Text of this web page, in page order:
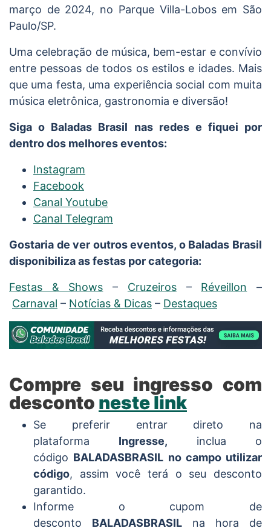
março de 2024, no Parque Villa-Lobos em São
Paulo/SP.
Uma celebração de música, bem-estar e convívio
entre pessoas de todos os estilos e idades. Mais
que uma festa, uma experiência social com muita
música eletrônica, gastronomia e diversão!
Siga o Baladas Brasil nas redes e fiquei por
dentro dos melhores eventos:
Instagram
Facebook
Canal Youtube
Canal Telegram
Gostaria de ver outros eventos, o Baladas Brasil
disponibiliza as festas por categoria:
Festas & Shows – Cruzeiros– Réveillon –
Carnaval – Notícias & Dicas – Destaques
Compre seu ingresso com
desconto neste link
Se preferir entrar direto na
plataforma Ingresse, inclua o
código BALADASBRASIL no campo utilizar
código, assim você terá o seu desconto
garantido.
Informe o cupom de
desconto BALADASBRASIL na hora de